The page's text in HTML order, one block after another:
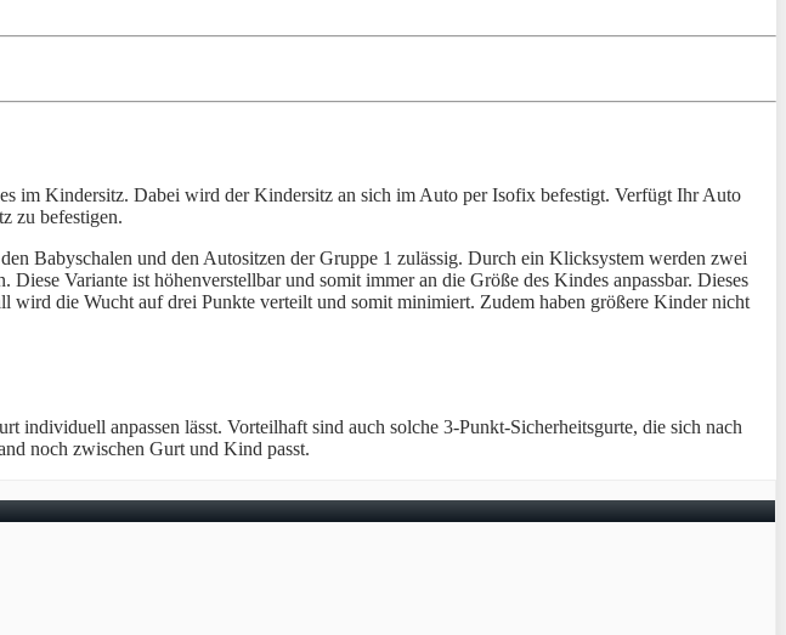
im Kindersitz. Dabei wird der Kindersitz an sich im Auto per Isofix befestigt. Verfügt Ihr Auto
zu befestigen.
Babyschalen und den Autositzen der Gruppe 1 zulässig. Durch ein Klicksystem werden zwei
Variante ist höhenverstellbar und somit immer an die Größe des Kindes anpassbar. Dieses
wird die Wucht auf drei Punkte verteilt und somit minimiert. Zudem haben größere Kinder nicht
individuell anpassen lässt. Vorteilhaft sind auch solche 3-Punkt-Sicherheitsgurte, die sich nach
noch zwischen Gurt und Kind passt.